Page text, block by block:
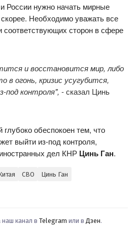
России нужно начать мирные
Необходимо уважать все
соответствующих сторон в сфере
и восстановится мир, либо
в огонь, кризис усугубится,
под контроля", - сказал Цинь
глубоко обеспокоен тем, что
выйти из-под контроля,
дел КНР Цинь Ган.
СВО Цинь Ган
канал в Telegram или в Дзен.